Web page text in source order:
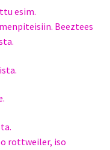
esim.
Beeztees
rottweiler, iso